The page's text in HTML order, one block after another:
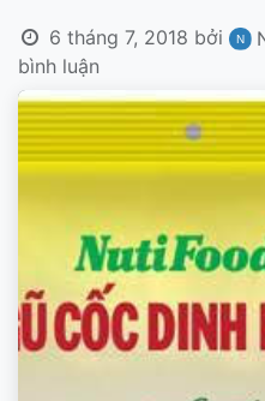
6 tháng 7, 2018 bởi
bình luận